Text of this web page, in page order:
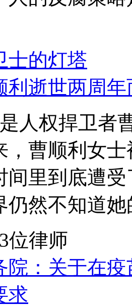
士的灯塔
逝世两周年
人权捍卫者
，曹顺利女
间里到底遭
仍然不知道
位律师
院：关于在
求